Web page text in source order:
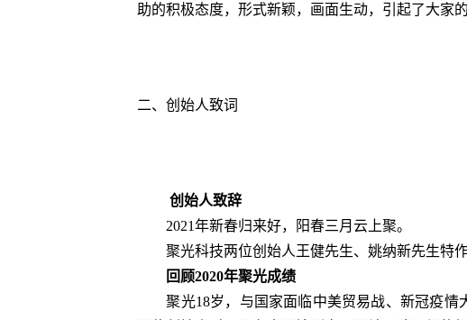
助的积极态度，形式新颖，画面生动，引起了大家
二、创始人致词
创始人致辞
2021年新春归来好，阳春三月云上聚。
聚光科技两位创始人王健先生、姚纳新先生特作
回顾2020年聚光成绩
聚光18岁，与国家面临中美贸易战、新冠疫情大